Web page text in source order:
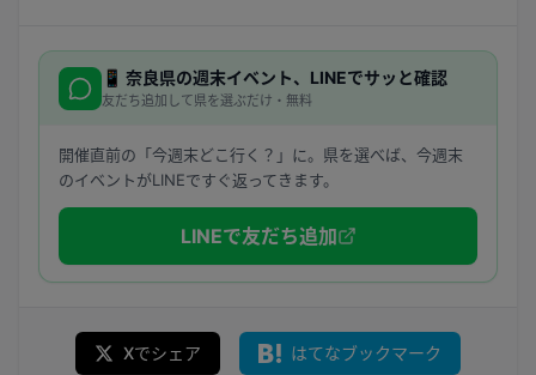
📱 奈良県の週末イベント、LINEでサッと確認
友だち追加して県を選ぶだけ・無料
開催直前の「今週末どこ行く？」に。県を選べば、今週末
のイベントがLINEですぐ返ってきます。
LINEで友だち追加
Xでシェア はてなブックマーク